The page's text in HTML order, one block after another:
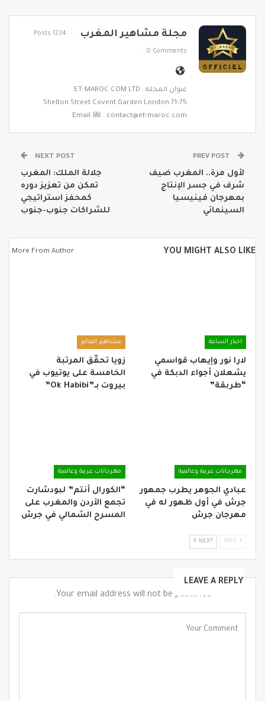
مجلة مشاهير المغرب 1234 Posts
0 Comments
عنوان المجلة : ET-MAROC.COM LTD
71-75 Shelton Street Covent Garden London
Email
: contact@et-maroc.com
لأول مرة.. المغرب ضيف
شرف في جسر الإنتاج
بمهرجان فينيسيا
السينمائي
NEXT POST
جلالة الملك: المغرب
تمكن من تعزيز دوره
كمحفز استراتيجي
للشراكات جنوب-جنوب
YOU MIGHT ALSO LIKE
More From Author
اخبار الساعة
لارا نور وإيهاب قواسمي
يشعلان أجواء الدبكة في
“طربقة”
مشاهير العالم
زويا تحقّق المرتبة
الخامسة على يوتيوب في
بيروت بـ”Ok Habibi”
مهرجانات عربية وعالمية
عبادي الجوهر يطرب جمهور
جرش في أول ظهور له في
مهرجان جرش
مهرجانات عربية وعالمية
“الكورال أنتم” لبودشارت
تجمع الأردن والمغرب على
المسرح الشمالي في جرش
NEXT
LEAVE A REPLY
Your email address will not be published.